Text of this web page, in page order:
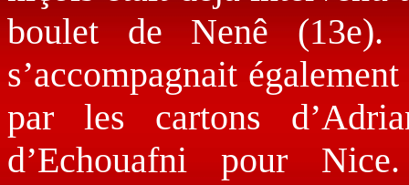
boulet de Nenê (13e).
s’accompagnait
par les cartons
d’Echouafni pour